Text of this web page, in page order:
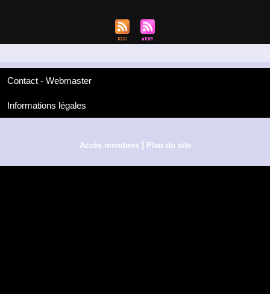
Contact - Webmaster
Informations légales
Accès membres | Plan du site